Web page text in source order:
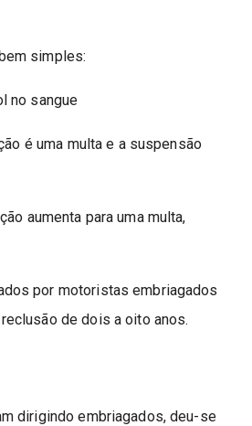
simples:
no sangue
é uma multa e a suspensão
aumenta para uma multa,
por motoristas embriagados
de dois a oito anos.
dirigindo embriagados, deu-se